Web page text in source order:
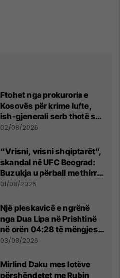
Ftohet nga prokuroria e
Kosovës për krime lufte,
ish-gjenerali serb thotë se
dikush e tradhtoi në
02/08/2026
“Vrisni, vrisni shqiptarët”,
skandal në UFC Beograd:
Buzukja u përball me thirrje
anti-shqiptare nga
01/08/2026
Një pleskavicë e ngrënë
nga Dua Lipa në Prishtinë
në orën 04:28 të mëngjesit
- dhe bota digjitale serbe
03/08/2026
Mirlind Daku mes lotëve
përshëndetet me Rubin